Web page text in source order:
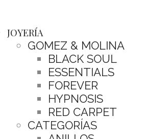
JOYERÍA
GOMEZ & MOLINA
BLACK SOUL
ESSENTIALS
FOREVER
HYPNOSIS
RED CARPET
CATEGORÍAS